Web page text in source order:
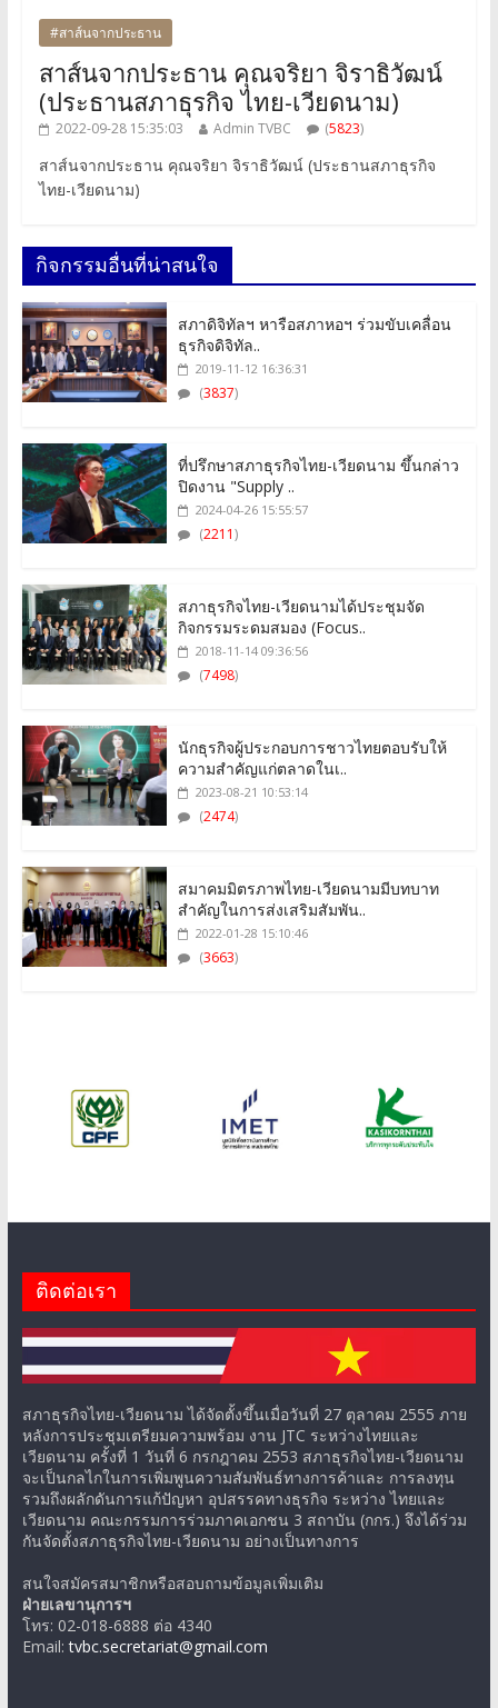
#สาส์นจากประธาน
สาส์นจากประธาน คุณจริยา จิราธิวัฒน์
(ประธานสภาธุรกิจ ไทย-เวียดนาม)
2022-09-28 15:35:03 Admin TVBC (5823)
สาส์นจากประธาน คุณจริยา จิราธิวัฒน์ (ประธานสภาธุรกิจ
ไทย-เวียดนาม)
กิจกรรมอื่นที่น่าสนใจ
สภาดิจิทัลฯ หารือสภาหอฯ ร่วมขับเคลื่อน
ธุรกิจดิจิทัล..
2019-11-12 16:36:31
(3837)
ที่ปรึกษาสภาธุรกิจไทย-เวียดนาม ขึ้นกล่าว
ปิดงาน "Supply ..
2024-04-26 15:55:57
(2211)
สภาธุรกิจไทย-เวียดนามได้ประชุมจัด
กิจกรรมระดมสมอง (Focus..
2018-11-14 09:36:56
(7498)
นักธุรกิจผู้ประกอบการชาวไทยตอบรับให้
ความสำคัญแก่ตลาดในเ..
2023-08-21 10:53:14
(2474)
สมาคมมิตรภาพไทย-เวียดนามมีบทบาท
สำคัญในการส่งเสริมสัมพัน..
2022-01-28 15:10:46
(3663)
ติดต่อเรา
สภาธุรกิจไทย-เวียดนาม ได้จัดตั้งขึ้นเมื่อวันที่ 27 ตุลาคม 2555 ภาย
หลังการประชุมเตรียมความพร้อม งาน JTC ระหว่างไทยและ
เวียดนาม ครั้งที่ 1 วันที่ 6 กรกฎาคม 2553 สภาธุรกิจไทย-เวียดนาม
จะเป็นกลไกในการเพิ่มพูนความสัมพันธ์ทางการค้าและ การลงทุน
รวมถึงผลักดันการแก้ปัญหา อุปสรรคทางธุรกิจ ระหว่าง ไทยและ
เวียดนาม คณะกรรมการร่วมภาคเอกชน 3 สถาบัน (กกร.) จึงได้ร่วม
กันจัดตั้งสภาธุรกิจไทย-เวียดนาม อย่างเป็นทางการ
สนใจสมัครสมาชิกหรือสอบถามข้อมูลเพิ่มเติม
ฝ่ายเลขานุการฯ
โทร: 02-018-6888 ต่อ 4340
Email:tvbc.secretariat@gmail.com